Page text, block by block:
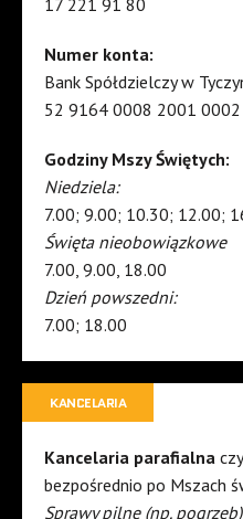
17 221 91 80
Numer konta:
Bank Spółdzielczy w
52 9164 0008 2001
Godziny Mszy Świętych:
Niedziela:
7.00; 9.00; 10.30; 12.00;
Święta nieobowiązkowe
7.00, 9.00, 18.00
Dzień powszedni:
7.00; 18.00
KANCELARIA
Kancelaria parafialna
bezpośrednio po Mszach
Sprawy pilne (np.